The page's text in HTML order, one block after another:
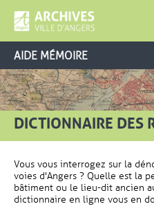
AIDE MÉMOIRE
DICTIONNAIRE DES
Vous vous interrogez sur la
voies d'Angers ? Quelle est la
bâtiment ou le lieu-dit ancien
dictionnaire en ligne vous en